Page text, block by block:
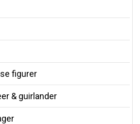
figurer
& guirlander